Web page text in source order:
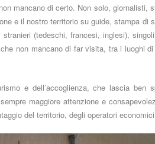
mancano di certo. Non solo, giornalisti,
e il nostro territorio su guide, stampa di
(tedeschi, francesi, inglesi),
non mancano di far visita, tra i luoghi
e dell’accoglienza, che lascia ben
maggiore attenzione e
del territorio, degli operatori